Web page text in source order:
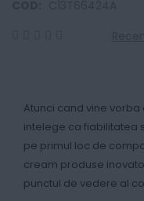
Atunci cand vine
intelege ca fiabilitatea
pe primul loc de
cream produse
punctul de vedere al